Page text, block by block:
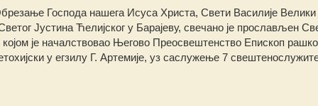
Господа нашега Исуса Христа, Свети Василије
Јустина Ћелијског у Барајеву, свечано је прослављен
којом је началствовао Његово Преосвештенство Епископ
у егзилу Г. Артемије, уз саслужење 7